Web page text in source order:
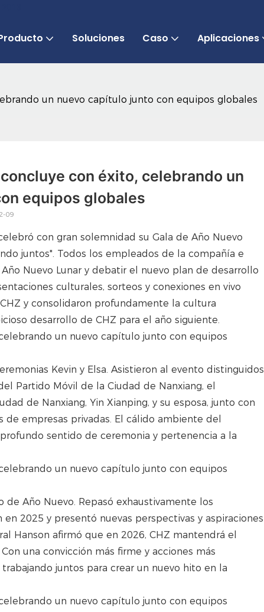
Soluciones Caso Aplicaciones
un nuevo capítulo junto con equipos globales
con éxito, celebrando un
equipos globales
09
con gran solemnidad su Gala de Año Nuevo
juntos". Todos los empleados de la compañía e
Nuevo Lunar y debatir el nuevo plan de desarrollo
culturales, sorteos y conexiones en vivo
y consolidaron profundamente la cultura
desarrollo de CHZ para el año siguiente.
Kevin y Elsa. Asistieron al evento distinguidos
Partido Móvil de la Ciudad de Nanxiang, el
de Nanxiang, Yin Xianping, y su esposa, junto con
empresas privadas. El cálido ambiente del
sentido de ceremonia y pertenencia a la
Año Nuevo. Repasó exhaustivamente los
2025 y presentó nuevas perspectivas y aspiraciones
Hanson afirmó que en 2026, CHZ mantendrá el
una convicción más firme y acciones más
juntos para crear un nuevo hito en la